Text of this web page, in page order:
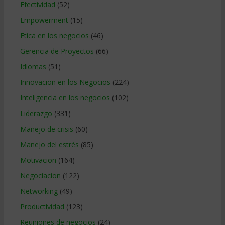
Efectividad (52)
Empowerment (15)
Etica en los negocios (46)
Gerencia de Proyectos (66)
Idiomas (51)
Innovacion en los Negocios (224)
Inteligencia en los negocios (102)
Liderazgo (331)
Manejo de crisis (60)
Manejo del estrés (85)
Motivacion (164)
Negociacion (122)
Networking(49)
Productividad (123)
Reuniones de negocios (24)